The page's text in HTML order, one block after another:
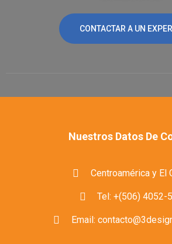
CONTACTAR A UN
Nuestros Datos De
Centroamérica y El
Tel: +(506) 4052-
Email: